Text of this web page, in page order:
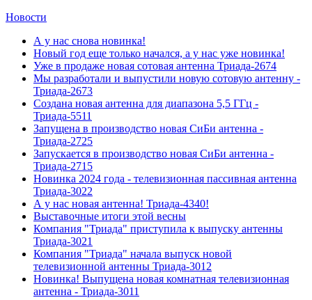
Новости
А у нас снова новинка!
Новый год еще только начался, а у нас уже новинка!
Уже в продаже новая сотовая антенна Триада-2674
Мы разработали и выпустили новую сотовую антенну -
Триада-2673
Создана новая антенна для диапазона 5,5 ГГц -
Триада-5511
Запущена в производство новая СиБи антенна -
Триада-2725
Запускается в производство новая СиБи антенна -
Триада-2715
Новинка 2024 года - телевизионная пассивная антенна
Триада-3022
А у нас новая антенна! Триада-4340!
Выставочные итоги этой весны
Компания "Триада" приступила к выпуску антенны
Триада-3021
Компания "Триада" начала выпуск новой
телевизионной антенны Триада-3012
Новинка! Выпущена новая комнатная телевизионная
антенна - Триада-3011